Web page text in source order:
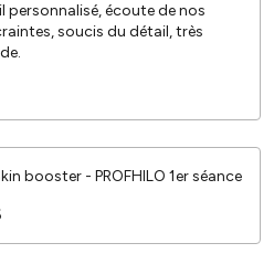
personnalisé, écoute de nos
soucis du détail, très
booster - PROFHILO 1er séance